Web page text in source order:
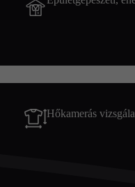
Hőkamerás